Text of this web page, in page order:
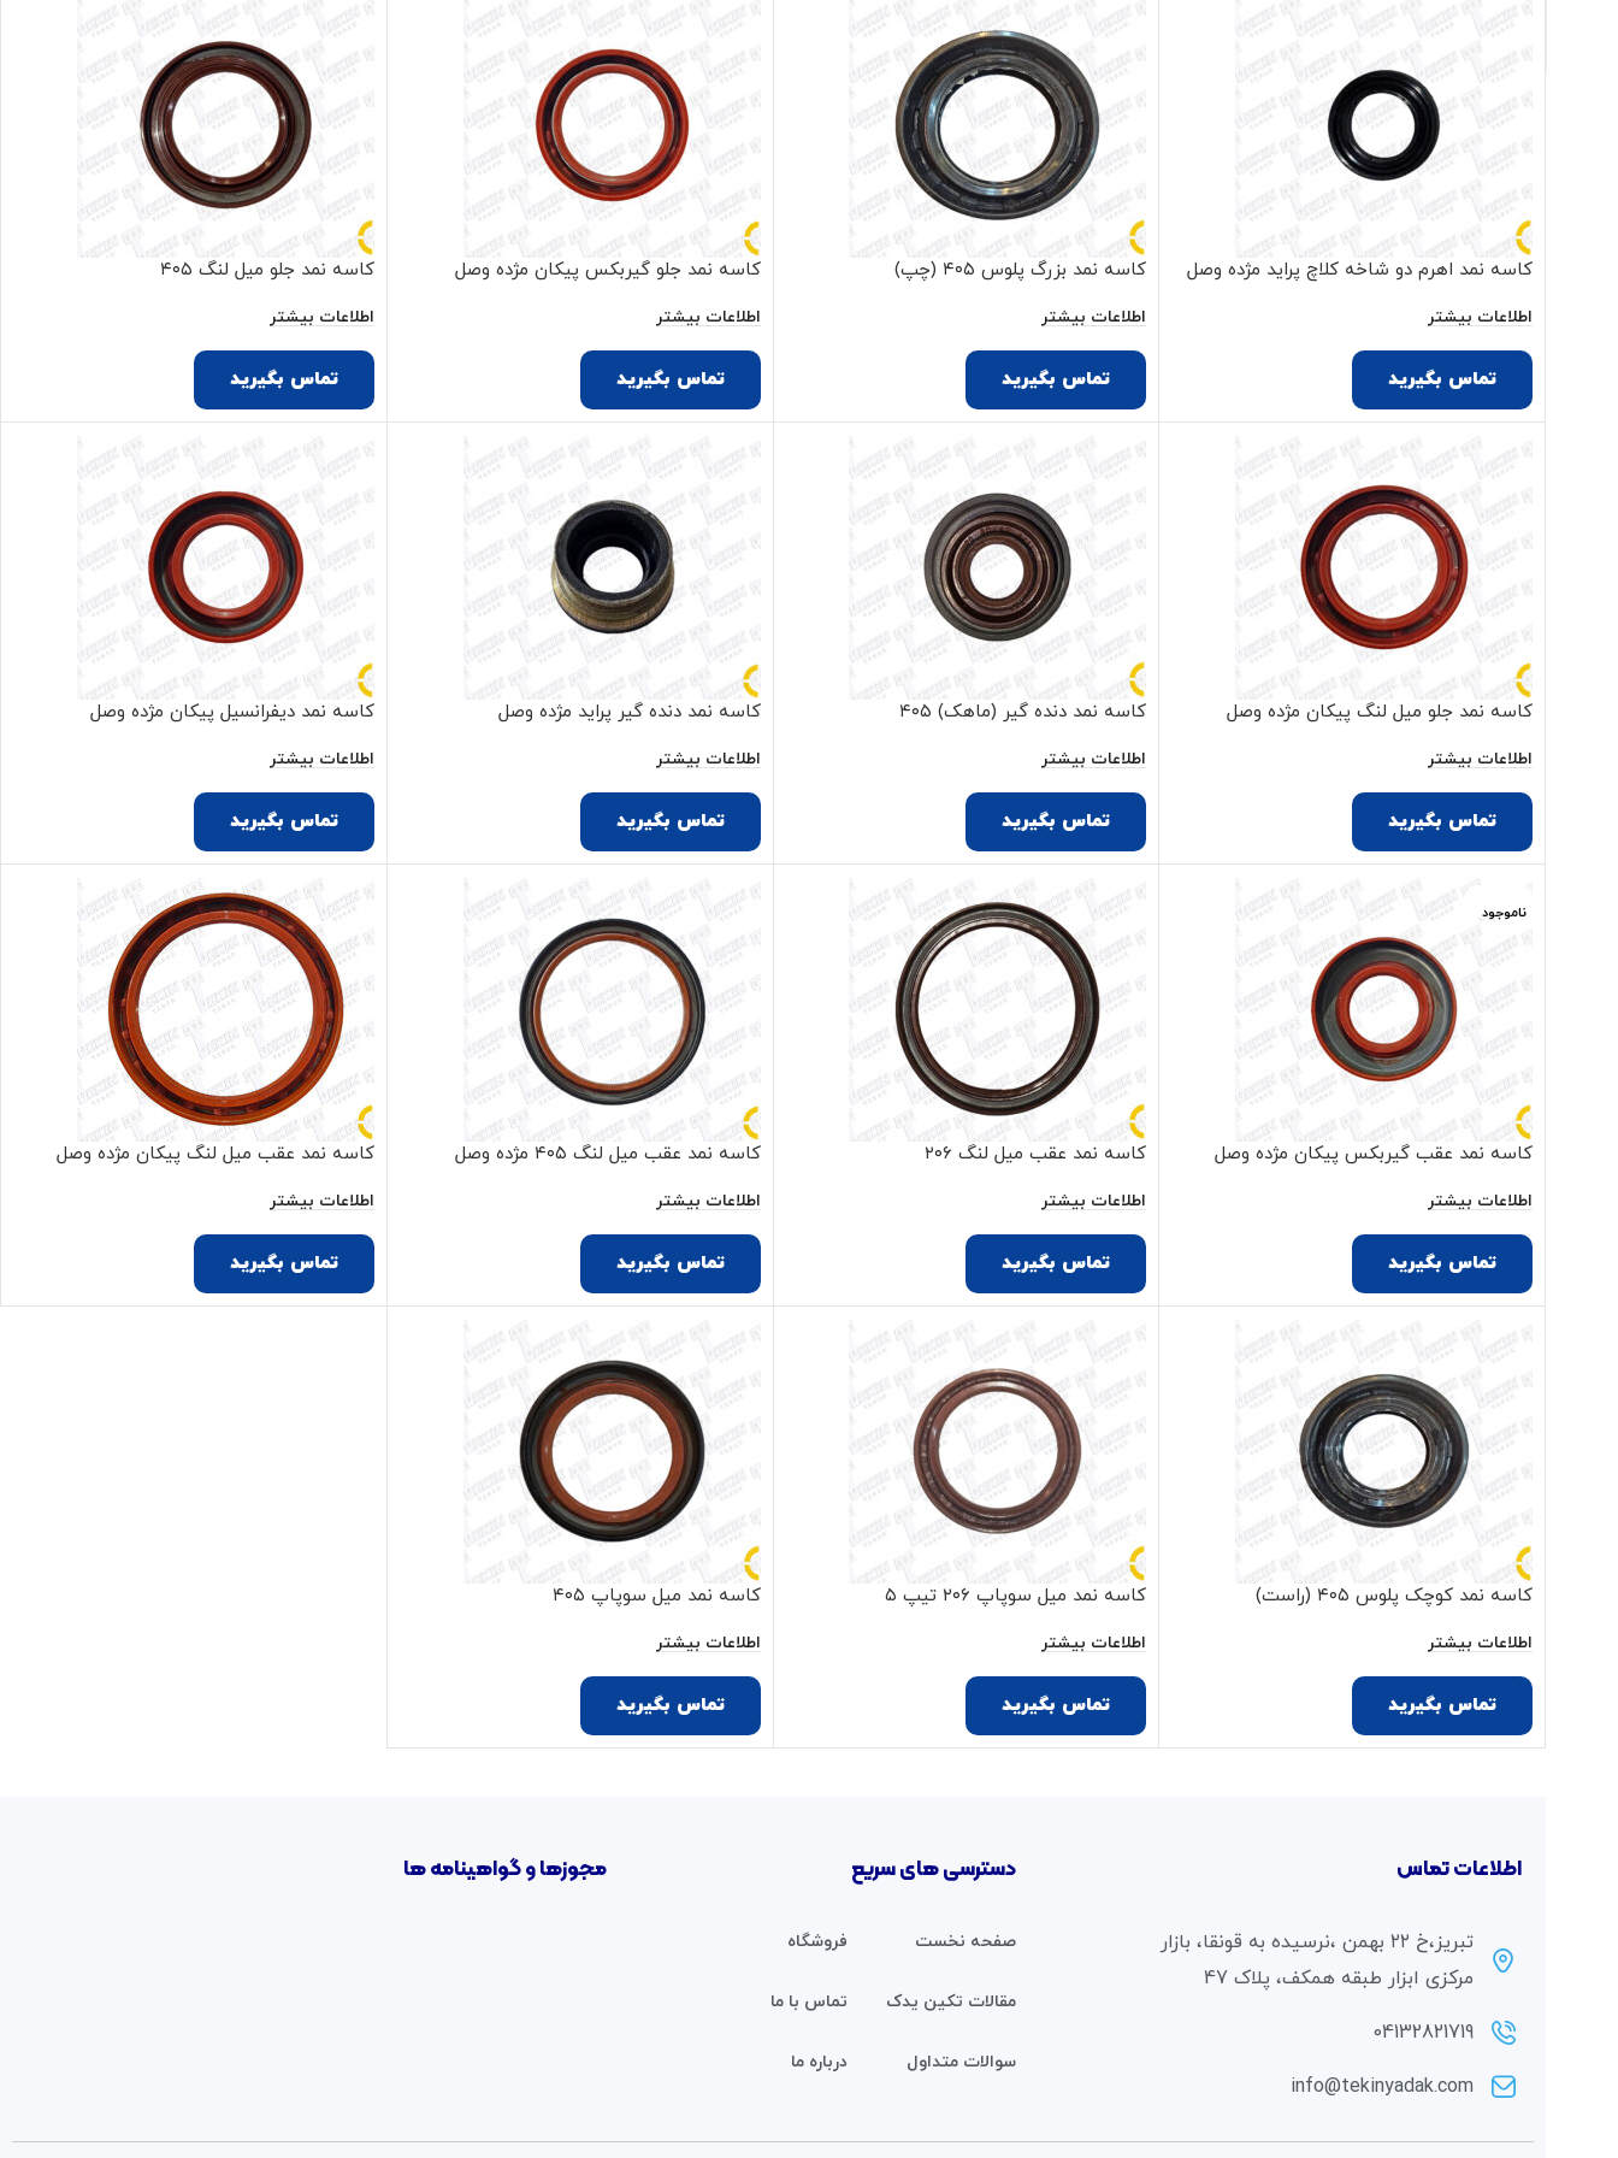
کاسه نمد اهرم دو شاخه کلاچ پراید مژده وصل
اطلاعات بیشتر
تماس بگیرید
کاسه نمد بزرگ پلوس ۴۰۵ (چپ)
اطلاعات بیشتر
تماس بگیرید
کاسه نمد جلو گیربکس پیکان مژده وصل
اطلاعات بیشتر
تماس بگیرید
کاسه نمد جلو میل لنگ ۴۰۵
اطلاعات بیشتر
تماس بگیرید
کاسه نمد جلو میل لنگ پیکان مژده وصل
اطلاعات بیشتر
تماس بگیرید
کاسه نمد دنده گیر (ماهک) ۴۰۵
اطلاعات بیشتر
تماس بگیرید
کاسه نمد دنده گیر پراید مژده وصل
اطلاعات بیشتر
تماس بگیرید
کاسه نمد دیفرانسیل پیکان مژده وصل
اطلاعات بیشتر
تماس بگیرید
کاسه نمد عقب گیربکس پیکان مژده وصل
اطلاعات بیشتر
تماس بگیرید
کاسه نمد عقب میل لنگ ۲۰۶
اطلاعات بیشتر
تماس بگیرید
کاسه نمد عقب میل لنگ ۴۰۵ مژده وصل
اطلاعات بیشتر
تماس بگیرید
کاسه نمد عقب میل لنگ پیکان مژده وصل
اطلاعات بیشتر
تماس بگیرید
کاسه نمد کوچک پلوس ۴۰۵ (راست)
اطلاعات بیشتر
تماس بگیرید
کاسه نمد میل سوپاپ ۲۰۶ تیپ ۵
اطلاعات بیشتر
تماس بگیرید
کاسه نمد میل سوپاپ ۴۰۵
اطلاعات بیشتر
تماس بگیرید
اطلاعات تماس
تبریز،خ ۲۲ بهمن ،نرسیده به قونقا، بازار
مرکزی ابزار طبقه همکف، پلاک 47
04132821719
info@tekinyadak.com
دسترسی های سریع
صفحه نخست فروشگاه
مقالات تکین یدک تماس با ما
سوالات متداول درباره ما
مجوزها و گواهینامه ها